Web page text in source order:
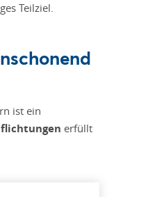
Teilziel.
ist ein
erfüllt